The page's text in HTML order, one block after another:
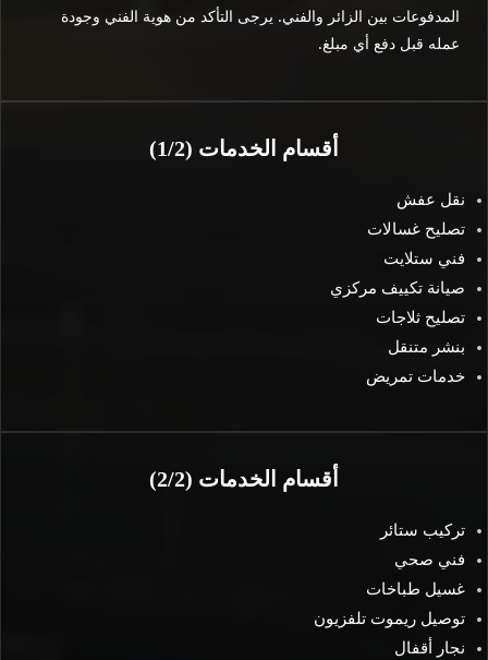
المدفوعات بين الزائر والفني. يرجى التأكد من هوية الفني وجودة
عمله قبل دفع أي مبلغ.
أقسام الخدمات (1/2)
نقل عفش
تصليح غسالات
فني ستلايت
صيانة تكييف مركزي
تصليح ثلاجات
بنشر متنقل
خدمات تمريض
أقسام الخدمات (2/2)
تركيب ستائر
فني صحي
غسيل طباخات
توصيل ريموت تلفزيون
نجار أقفال